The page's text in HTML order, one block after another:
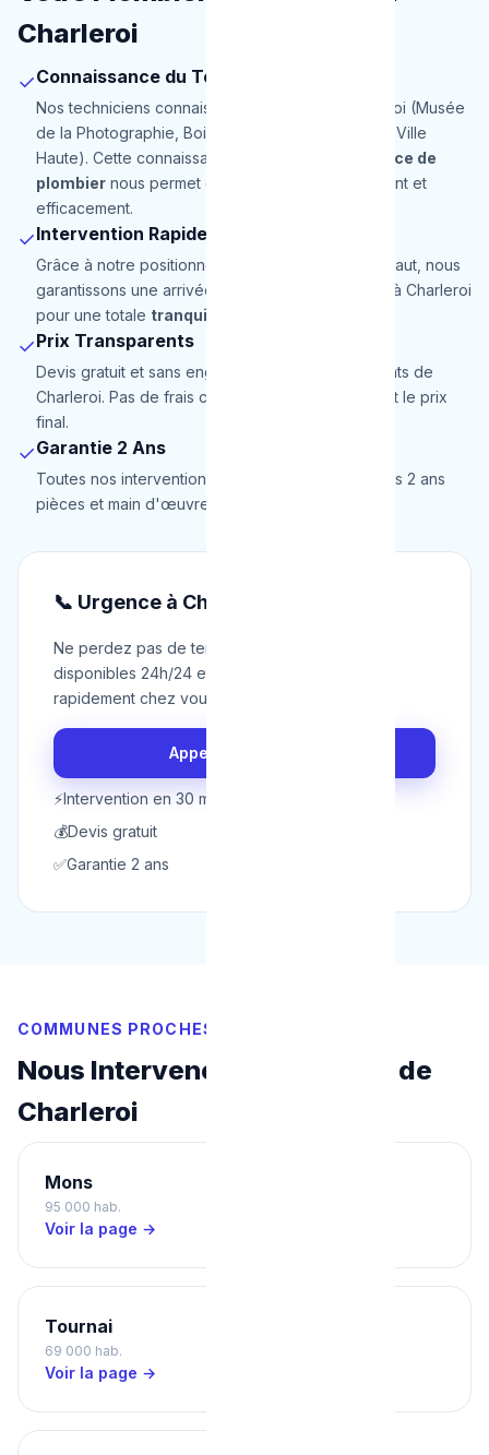
Charleroi
✓Connaissance du Terrain
Nos techniciens connaissent parfaitement Charleroi (Musée
de la Photographie, Bois du Cazier, Rive Gauche, Ville
Haute). Cette connaissance locale de notre
service de
plombier nous permet d'intervenir plus rapidement et
efficacement.
✓Intervention Rapide
Grâce à notre positionnement stratégique en Hainaut, nous
garantissons une arrivée en 30 minutes maximum à Charleroi
pour une totale tranquillité d'esprit
✓Prix Transparents
Devis gratuit et sans engagement pour les habitants de
Charleroi. Pas de frais cachés, le prix annoncé est le prix
final.
✓Garantie 2 Ans
Toutes nos interventions à Charleroi sont garanties 2 ans
pièces et main d'œuvre.
📞 Urgence à Charleroi ?
Ne perdez pas de temps. Nos techniciens sont
disponibles 24h/24 et 7j/7 pour intervenir
rapidement chez vous à Charleroi.
Appeler maintenant
⚡Intervention en 30 min
💰Devis gratuit
✅Garantie 2 ans
COMMUNES PROCHES
Nous Intervenons Aussi Près de
Charleroi
Mons
95 000 hab.
Voir la page →
Tournai
69 000 hab.
Voir la page →